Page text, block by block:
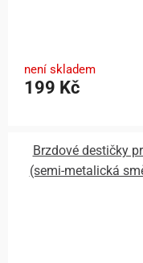
není skladem
199 Kč
Brzdové destičky
(semi-metalická